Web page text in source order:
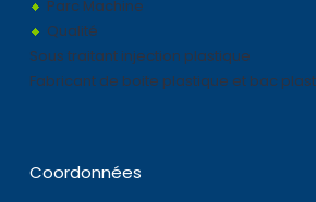
Parc Machine
Qualité
Sous traitant injection plastique
Fabricant de boite plastique et bac
Coordonnées